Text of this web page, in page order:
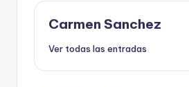
Carmen Sanchez
Ver todas las entradas